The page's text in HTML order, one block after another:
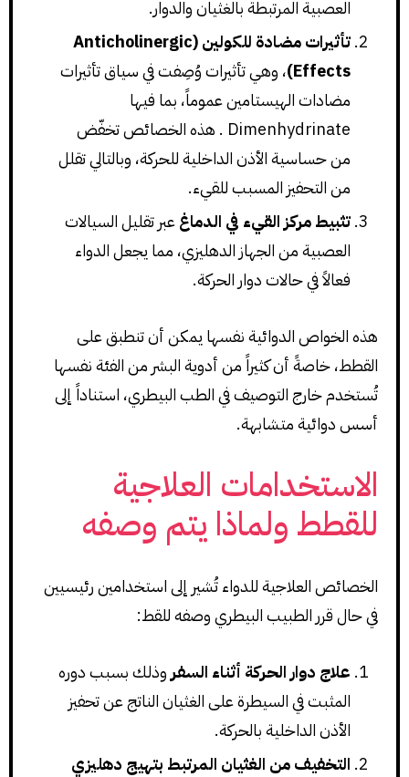
العصبية المرتبطة بالغثيان والدوار.
تأثيرات مضادة للكولين (Anticholinergic
Effects) ، وهي تأثيرات وُصِفت في سياق تأثيرات
مضادات الهيستامين عموماً، بما فيها
Dimenhydrinate . هذه الخصائص تخفّض
من حساسية الأذن الداخلية للحركة، وبالتالي تقلل
من التحفيز المسبب للقيء.
تثبيط مركز القيء في الدماغعبر تقليل السيالات
العصبية من الجهاز الدهليزي، مما يجعل الدواء
فعالاً في حالات دوار الحركة.
هذه الخواص الدوائية نفسها يمكن أن تنطبق على
القطط، خاصةً أن كثيراً من أدوية البشر من الفئة نفسها
تُستخدم خارج التوصيف في الطب البيطري، استناداً إلى
أسس دوائية متشابهة.
الاستخدامات العلاجية
للقطط ولماذا يتم وصفه
الخصائص العلاجية للدواء تُشير إلى استخدامين رئيسيين
في حال قرر الطبيب البيطري وصفه للقط:
علاج دوار الحركة أثناء السفر وذلك بسبب دوره
المثبت في السيطرة على الغثيان الناتج عن تحفيز
الأذن الداخلية بالحركة.
التخفيف من الغثيان المرتبط بتهيج دهليزي